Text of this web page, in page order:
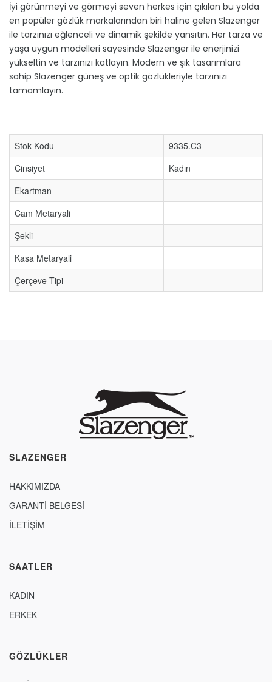
İyi görünmeyi ve görmeyi seven herkes için çıkılan bu yolda
en popüler gözlük markalarından biri haline gelen Slazenger
ile tarzınızı eğlenceli ve dinamik şekilde yansıtın. Her tarza ve
yaşa uygun modelleri sayesinde Slazenger ile enerjinizi
yükseltin ve tarzınızı katlayın. Modern ve şık tasarımlara
sahip Slazenger güneş ve optik gözlükleriyle tarzınızı
tamamlayın.
Stok Kodu
9335.C3
Cinsiyet
Kadın
Ekartman
Cam Metaryali
Şekli
Kasa Metaryali
Çerçeve Tipi
SLAZENGER
HAKKIMIZDA
GARANTİ BELGESİ
İLETİŞİM
SAATLER
KADIN
ERKEK
GÖZLÜKLER